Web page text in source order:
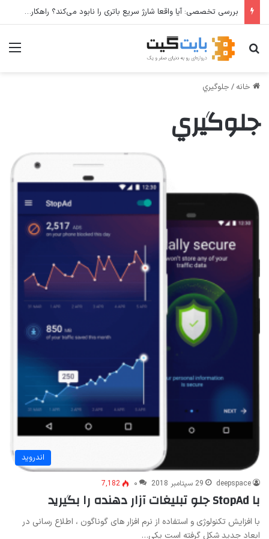
بررسی تخصصی: آیا واقعا شارژ سریع باتری را نابود می‌کند؟ راهکارهای عملی برای افزایش طول عمر باتری
جستجو برای
خانه / جلوگيري
جلوگيري
اندروید
deepspace 29 سپتامبر 2018 ۰ 7,182
با StopAd جلو تبلیغات آزار دهنده را بگیرید
با افزایش تکنولوژی و استفاده از نرم افزار های گوناگون ، اطلاع رسانی در
ابعاد جدید شکل گرفته است یکی…